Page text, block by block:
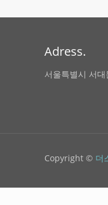
Adress.
서울특별시 서
Copyright © 더